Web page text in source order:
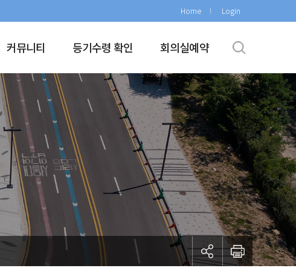
Home Login
커뮤니티 등기수령 확인 회의실예약